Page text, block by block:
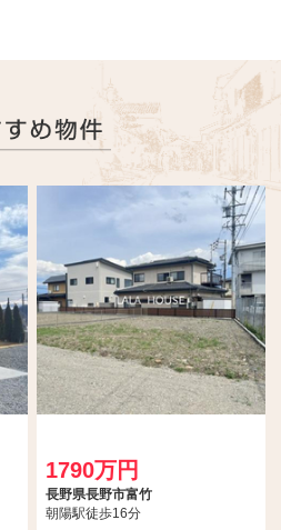
1790万円
長野県長野市富竹
朝陽駅徒歩16分